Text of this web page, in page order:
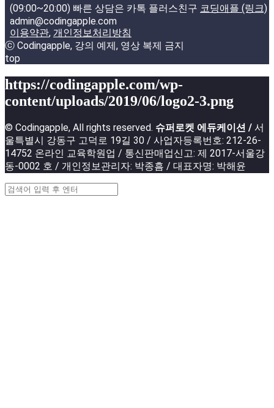
(09:00~20:00) 빠른 상담은 카톡 플러스친구 코딩애플 (링크)
admin@codingapple.com
이용약관, 개인정보처리방침
ⓒ Codingapple, 강의 예제, 영상 복제 금지
top
https://codingapple.com/wp-
content/uploads/2019/06/logo2-3.png
© Codingapple, All rights reserved. 슈퍼로켓 에듀케이션 / 서
울특별시 강동구 고덕로 19길 30 / 사업자등록번호: 212-26-
14752 온라인 교육학원업 / 통신판매업신고: 제 2017-서울강
동-0002 호 / 개인정보관리자: 박종흠 / 대표자명: 박해윤